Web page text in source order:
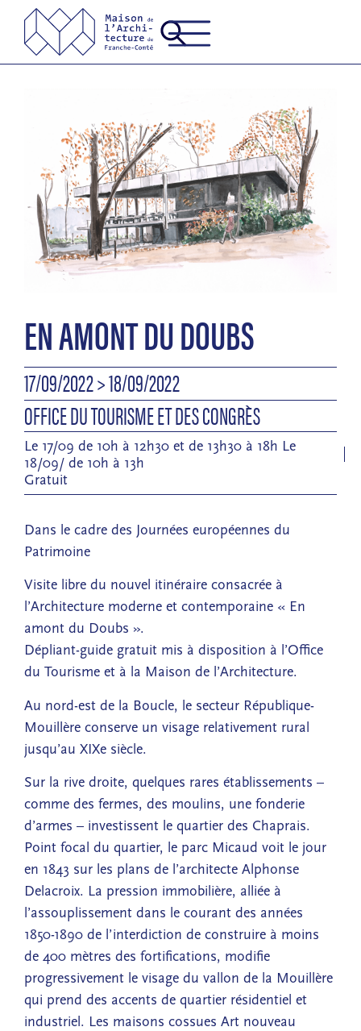
EN AMONT DU DOUBS
17/09/2022> 18/09/2022
OFFICE DU TOURISME ET DES CONGRÈS
Le 17/09 de 10h à 12h30 et de 13h30 à 18h Le
18/09/ de 10h à 13h
Gratuit
Dans le cadre des Journées européennes du
Patrimoine
Visite libre du nouvel itinéraire consacrée à
l’Architecture moderne et contemporaine « En
amont du Doubs ».
Dépliant-guide gratuit mis à disposition à l’Office
du Tourisme et à la Maison de l’Architecture.
Au nord-est de la Boucle, le secteur République-
Mouillère conserve un visage relativement rural
jusqu’au XIXe siècle.
Sur la rive droite, quelques rares établissements –
comme des fermes, des moulins, une fonderie
d’armes – investissent le quartier des Chaprais.
Point focal du quartier, le parc Micaud voit le jour
en 1843 sur les plans de l’architecte Alphonse
Delacroix. La pression immobilière, alliée à
l’assouplissement dans le courant des années
1850-1890 de l’interdiction de construire à moins
de 400 mètres des fortifications, modifie
progressivement le visage du vallon de la Mouillère
qui prend des accents de quartier résidentiel et
industriel. Les maisons cossues Art nouveau